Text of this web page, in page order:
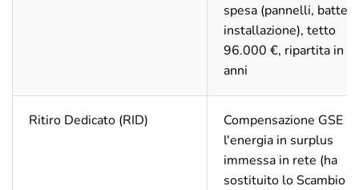
spesa (pannelli,
installazione), tetto
96.000 €, ripartita in
anni
Ritiro Dedicato (RID)
Compensazione GSE
l'energia in surplus
immessa in rete (ha
sostituito lo Scambio